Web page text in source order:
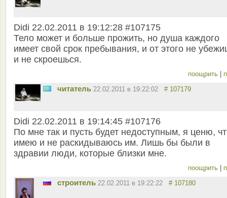
Didi 22.02.2011 в 19:12:28 #107175
Тело может и больше прожить, но душа каждого
имеет свой срок пребывания, и от этого не
и не скроешься.
поощрить
читатель 22.02.2011 в 19:22:02 # 107179
Didi 22.02.2011 в 19:14:45 #107176
По мне так и пусть будет недоступным, я ценю,
имею и не раскидываюсь им. Лишь бы были в
здравии люди, которые близки мне.
поощрить
строитель 22.02.2011 в 19:22:22 # 107180